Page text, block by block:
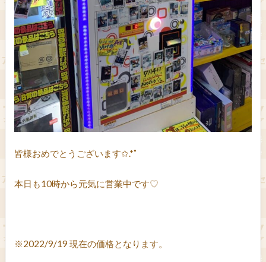
皆様おめでとうございます✩.*˚
本日も10時から元気に営業中です♡
※2022/9/19 現在の価格となります。